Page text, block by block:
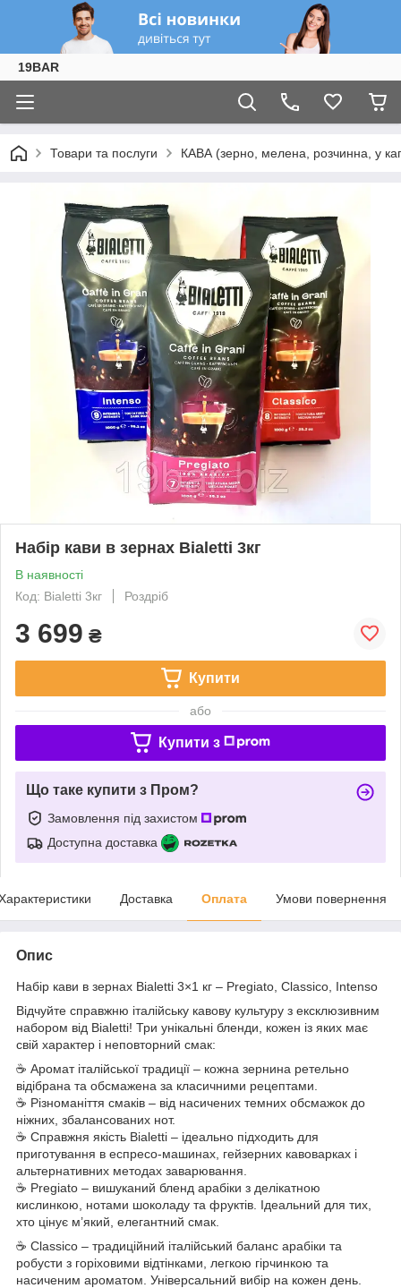
19BAR
Товари та послуги КАВА (зерно, мелена, розчинна, у
Набір кави в зернах Bialetti 3кг
В наявності
Код: Bialetti 3кг
Роздріб
3 699 ₴
Купити
або
Купити з
Що таке купити з Пром?
Замовлення під захистом
Доступна доставка
Доставка Оплата Умови повернення
Опис
Набір кави в зернах Bialetti 3×1 кг – Pregiato, Classico, Intenso
Відчуйте справжню італійську кавову культуру з ексклюзивним
набором від Bialetti! Три унікальні бленди, кожен із яких має
свій характер і неповторний смак:
☕ Аромат італійської традиції – кожна зернина ретельно
відібрана та обсмажена за класичними рецептами.
☕ Різноманіття смаків – від насичених темних обсмажок до
ніжних, збалансованих нот.
☕ Справжня якість Bialetti – ідеально підходить для
приготування в еспресо-машинах, гейзерних кавоварках і
альтернативних методах заварювання.
☕ Pregiato – вишуканий бленд арабіки з делікатною
кислинкою, нотами шоколаду та фруктів. Ідеальний для тих,
хто цінує м’який, елегантний смак.
☕ Classico – традиційний італійський баланс арабіки та
робусти з горіховими відтінками, легкою гірчинкою та
насиченим ароматом. Універсальний вибір на кожен день.